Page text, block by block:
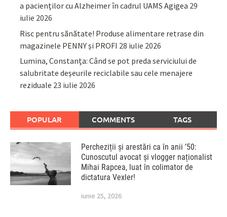
a pacienților cu Alzheimer în cadrul UAMS Agigea 29
iulie 2026
Risc pentru sănătate! Produse alimentare retrase din
magazinele PENNY și PROFI 28 iulie 2026
Lumina, Constanța: Când se pot preda serviciului de
salubritate deșeurile reciclabile sau cele menajere
reziduale 23 iulie 2026
POPULAR COMMENTS TAGS
Percheziții și arestări ca în anii ’50:
Cunoscutul avocat și vlogger naționalist
Mihai Rapcea, luat în colimator de
dictatura Vexler!
iunie 25, 2026